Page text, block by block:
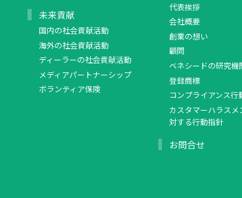
未来貢献
国内の社会貢献活動
海外の社会貢献活動
ディーラーの社会貢献活動
メディアパートナーシップ
ボランティア保険
代表挨拶
会社概要
創業の想い
顧問
ベネシードの研究機
登録商標
コンプライアンス行
カスタマーハラスメ
対する行動指針
お問合せ